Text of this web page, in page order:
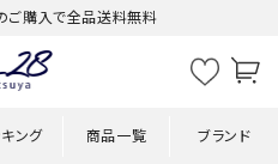
ご購入で全品送料無料
キング 商品一覧 ブランド